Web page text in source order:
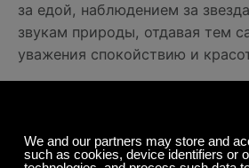
за едой, наблюдением за
звукам природы, отдавая тем
уважения спокойствию и
Yoga (Нью-Йорк,